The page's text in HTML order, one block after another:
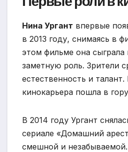
Нина Ургант впервые
в 2013 году, снимаясь в
этом фильме она
заметную роль. Зрители
естественность и
кинокарьера пошла в
В 2014 году Ургант
сериале «Домашний
смешной и